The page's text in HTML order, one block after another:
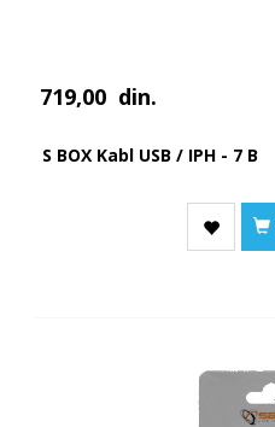
719,00 din.
S BOX Kabl USB / IPH - 7 B